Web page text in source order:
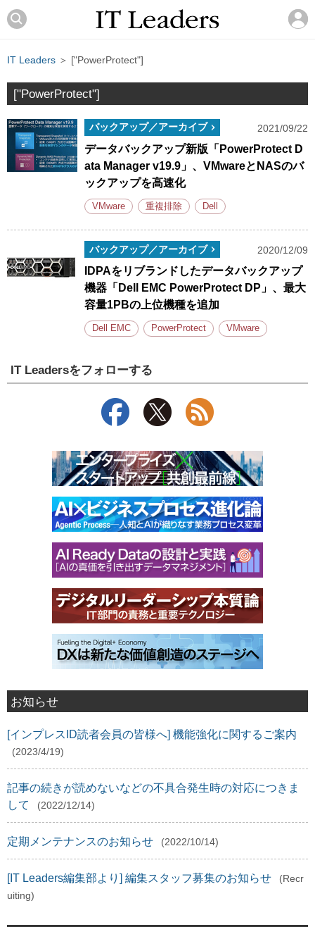
IT Leaders ＞ ["PowerProtect"]
["PowerProtect"]
バックアップ／アーカイブ 2021/09/22
データバックアップ新版「PowerProtect D
ata Manager v19.9」、VMwareとNASのバ
ックアップを高速化
VMware 重複排除 Dell
バックアップ／アーカイブ 2020/12/09
IDPAをリブランドしたデータバックアップ
機器「Dell EMC PowerProtect DP」、最大
容量1PBの上位機種を追加
Dell EMC PowerProtect VMware
IT Leadersをフォローする
お知らせ
[インプレスID読者会員の皆様へ] 機能強化に関するご案内
(2023/4/19)
記事の続きが読めないなどの不具合発生時の対応につきま
して
(2022/12/14)
定期メンテナンスのお知らせ (2022/10/14)
[IT Leaders編集部より] 編集スタッフ募集のお知らせ
(Recr
uiting)